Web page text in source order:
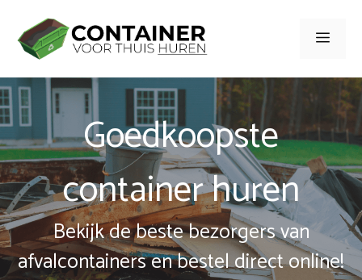
naar
inhoud
Menu
Goedkoopste
container huren
Bekijk de beste bezorgers van
afvalcontainers en bestel direct online!